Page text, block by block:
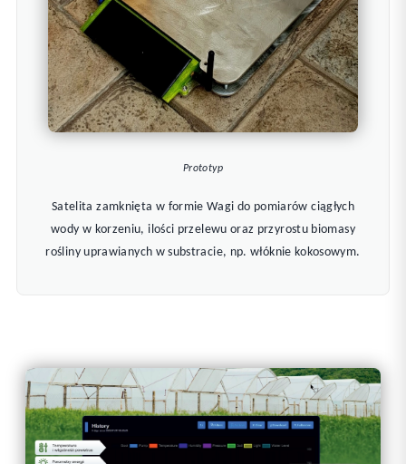
Prototyp
Satelita zamknięta w formie Wagi do pomiarów ciągłych
wody w korzeniu, ilości przelewu oraz przyrostu biomasy
rośliny uprawianych w substracie, np. włóknie kokosowym.